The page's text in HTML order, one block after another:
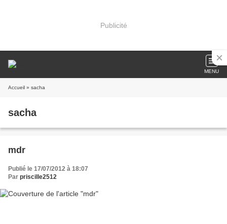
Publicité
MENU
Accueil » sacha
sacha
mdr
Publié le 17/07/2012 à 18:07
Par priscille2512